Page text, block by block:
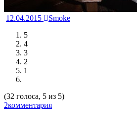
12.04.2015
Smoke
5
4
3
2
1
(32 голоса, 5 из 5)
2комментария